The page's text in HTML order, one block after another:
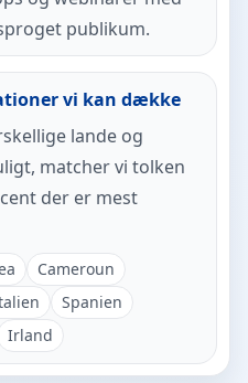
publikum.
vi kan dække
lande og
matcher vi tolken
der er mest
Cameroun
Spanien
Irland